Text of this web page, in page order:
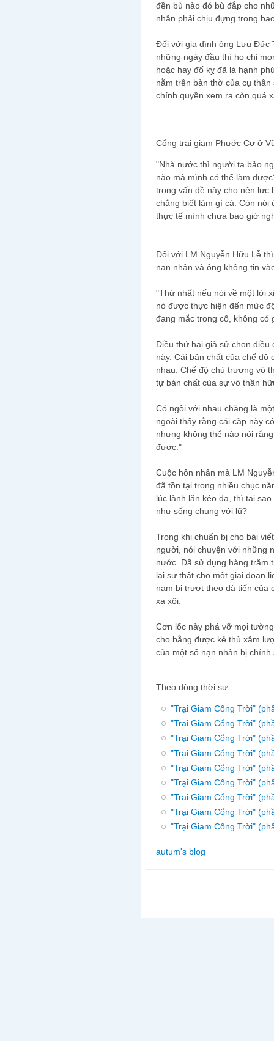
đền bù nào đó bù đắp cho
nhân phải chịu đựng trong
Đối với gia đình ông Lưu Đức
những ngày đầu thì họ chỉ
hoặc hay đố kỵ đã là hạnh
nằm trên bàn thờ của cụ
chính quyền xem ra còn quá
Cổng trại giam Phước Cơ ở
"Nhà nước thì người ta bảo
nào mà mình có thể làm
trong vấn đề này cho nên lực
chẳng biết làm gì cả. Còn
thực tế mình chưa bao giờ
Đối với LM Nguyễn Hữu Lễ
nạn nhân và ông không tin
"Thứ nhất nếu nói về một lời
nó được thực hiện đến mức
đang mắc trong cổ, không có
Điều thứ hai giả sử chọn điều
này. Cái bản chất của chế
nhau. Chế độ chủ trương vô
tự bản chất của sự vô thần
Có ngồi với nhau chăng là
ngoài thấy rằng cái cặp này
nhưng không thể nào nói
được."
Cuộc hôn nhân mà LM
đã tồn tại trong nhiều chục
lúc lành lặn kéo da, thì tại
như sống chung với lũ?
Trong khi chuẩn bị cho bài
người, nói chuyện với những
nước. Đã sử dụng hàng trăm
lại sự thật cho một giai đoạn
nam bị trượt theo đà tiến của
xa xôi.
Cơn lốc này phá vỡ mọi
cho bằng được kẻ thù xâm
của một số nạn nhân bị
Theo dòng thời sự:
"Trại Giam Cổng Trời"
"Trại Giam Cổng Trời"
"Trại Giam Cổng Trời"
"Trại Giam Cổng Trời"
"Trại Giam Cổng Trời"
"Trại Giam Cổng Trời"
"Trại Giam Cổng Trời"
"Trại Giam Cổng Trời"
"Trại Giam Cổng Trời"
autum's blog